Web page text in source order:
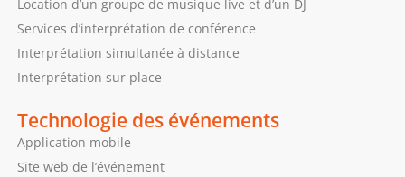
Location d’un groupe de musique live et d’un DJ
Services d’interprétation de conférence
Interprétation simultanée à distance
Interprétation sur place
Technologie des événements
Application mobile
Site web de l’événement